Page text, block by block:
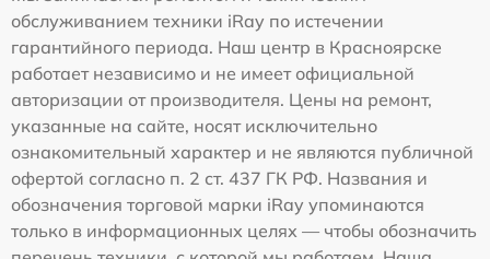
обслуживанием техники iRay по истечении
гарантийного периода. Наш центр в Красноярске
работает независимо и не имеет официальной
авторизации от производителя. Цены на ремонт,
указанные на сайте, носят исключительно
ознакомительный характер и не являются публичной
офертой согласно п. 2 ст. 437 ГК РФ. Названия и
обозначения торговой марки iRay упоминаются
только в информационных целях — чтобы обозначить